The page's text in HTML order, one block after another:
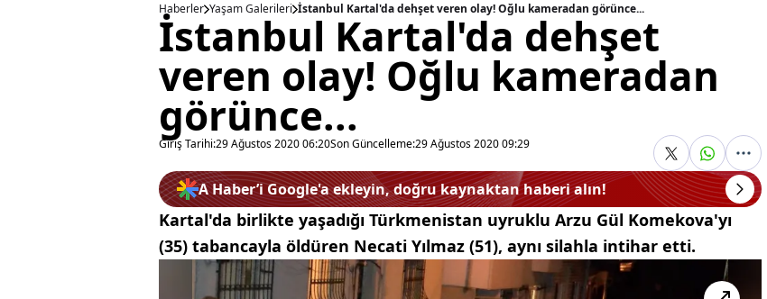
Haberler Yaşam Galerileri İstanbul Kartal'da dehşet veren olay! Oğlu kameradan görünce...
İstanbul Kartal'da dehşet
veren olay! Oğlu kameradan
görünce...
Giriş Tarihi:29 Ağustos 2020 06:20Son Güncelleme:29 Ağustos 2020 09:29
A Haber’i Google'a ekleyin, doğru kaynaktan haberi alın!
Kartal'da birlikte yaşadığı Türkmenistan uyruklu Arzu Gül Komekova'yı
(35) tabancayla öldüren Necati Yılmaz (51), aynı silahla intihar etti.